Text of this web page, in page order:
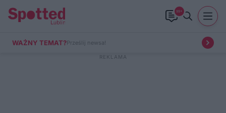
99+
WAŻNY TEMAT?Prześlij newsa!